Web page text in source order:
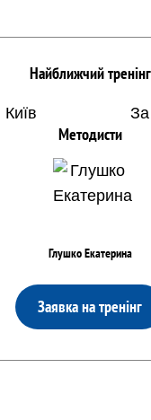
Найближчий тренінг
Київ
Методисти
Глушко Екатерина
Заявка на тренінг